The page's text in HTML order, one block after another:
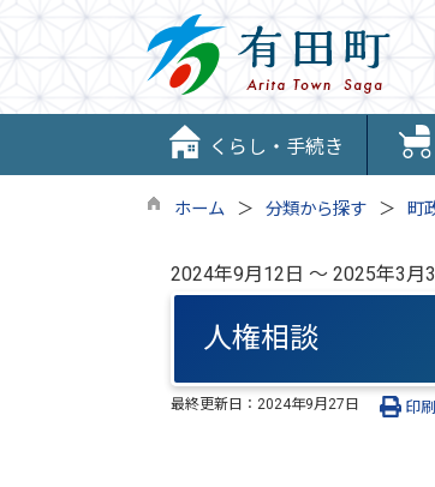
くらし・手続き
ホーム 分類から探す 町
2024年9月12日 ～ 2025年3月
人権相談
最終更新日： 2024年9月27日 印刷